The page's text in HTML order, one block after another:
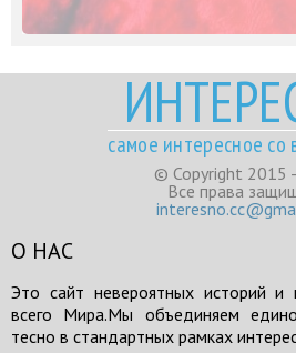
самое интересное со
© Copyright 2015
Все права
О НАС
Это сайт невероятных историй и
всего Мира.Мы объединяем
тесно в стандартных рамках